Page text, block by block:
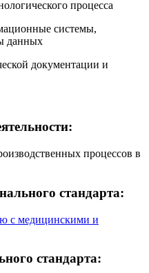
процесса
системы,
данных
документации и
процессов в
стандарта:
с медицинскими и
стандарта: